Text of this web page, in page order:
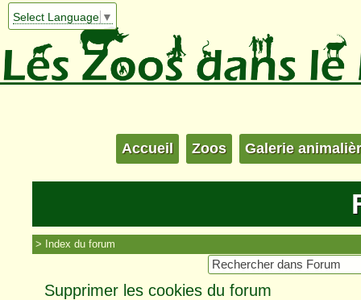
Select Language ▼
Accueil Zoos Galerie
Index du forum
Supprimer les cookies du forum